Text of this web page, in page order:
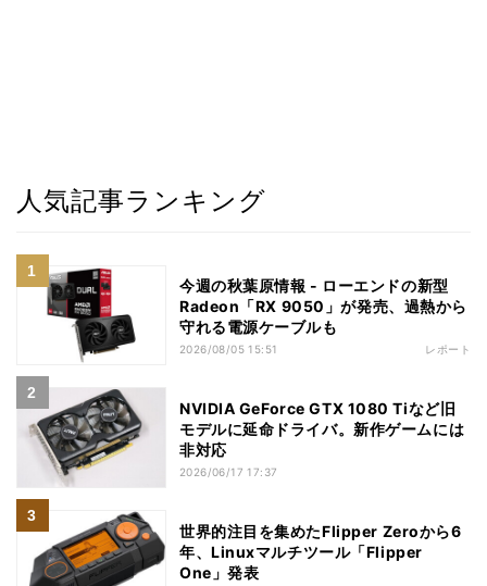
人気記事ランキング
今週の秋葉原情報 - ローエンドの新型
Radeon「RX 9050」が発売、過熱から
守れる電源ケーブルも
2026/08/05 15:51 レポート
NVIDIA GeForce GTX 1080 Tiなど旧
モデルに延命ドライバ。新作ゲームには
非対応
2026/06/17 17:37
世界的注目を集めたFlipper Zeroから6
年、Linuxマルチツール「Flipper
One」発表